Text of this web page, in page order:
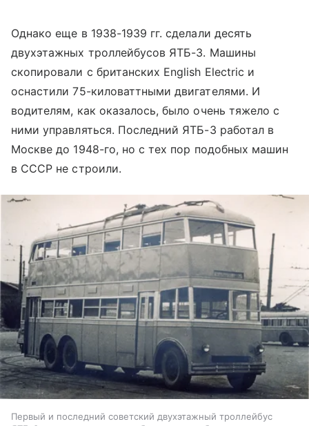
Однако еще в 1938-1939 гг. сделали десять
двухэтажных троллейбусов ЯТБ-3. Машины
скопировали с британских English Electric и
оснастили 75-киловаттными двигателями. И
водителям, как оказалось, было очень тяжело с
ними управляться. Последний ЯТБ-3 работал в
Москве до 1948-го, но с тех пор подобных машин
в СССР не строили.
Первый и последний советский двухэтажный троллейбус